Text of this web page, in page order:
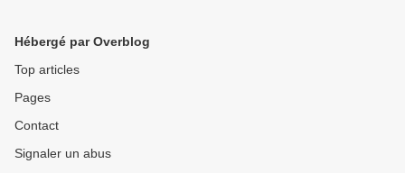
Hébergé par Overblog
Top articles
Pages
Contact
Signaler un abus